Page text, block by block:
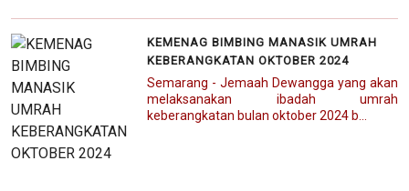
KEMENAG BIMBING MANASIK UMRAH
KEBERANGKATAN OKTOBER 2024
Semarang - Jemaah Dewangga yang akan
melaksanakan ibadah umrah
keberangkatan bulan oktober 2024 b...